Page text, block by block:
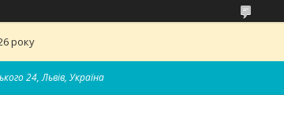
року
24, Львів, Україна